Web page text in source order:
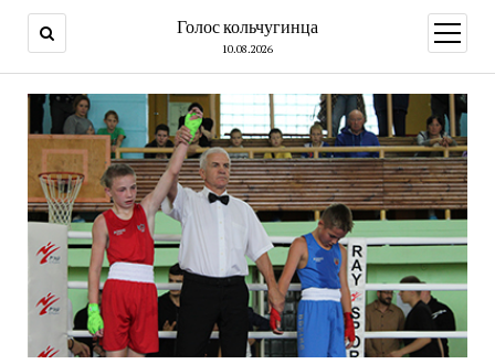
Голос кольчугинца
10.08.2026
меню